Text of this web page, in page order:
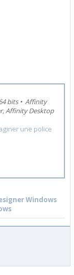
bits • Affinity
Affinity Desktop
une police
Windows